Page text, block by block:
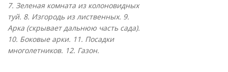
7. Зеленая комната из колоновидных
туй. 8. Изгородь из лиственных. 9.
Арка (скрывает дальнюю часть сада).
10. Боковые арки. 11. Посадки
многолетников. 12. Газон.